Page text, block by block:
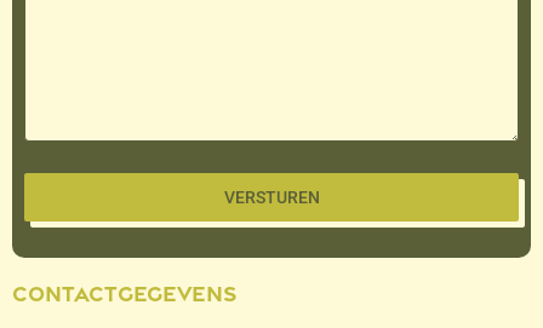
VERSTUREN
Contactgegevens